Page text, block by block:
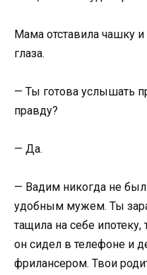
Мама отставила чашку
глаза.
— Ты готова услышать
правду?
— Да.
— Вадим никогда не
удобным мужем. Ты
тащила на себе
он сидел в телефоне и
фрилансером. Твои